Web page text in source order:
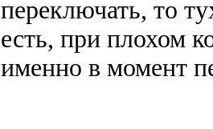
переключать, то
есть, при плохом
именно в момент